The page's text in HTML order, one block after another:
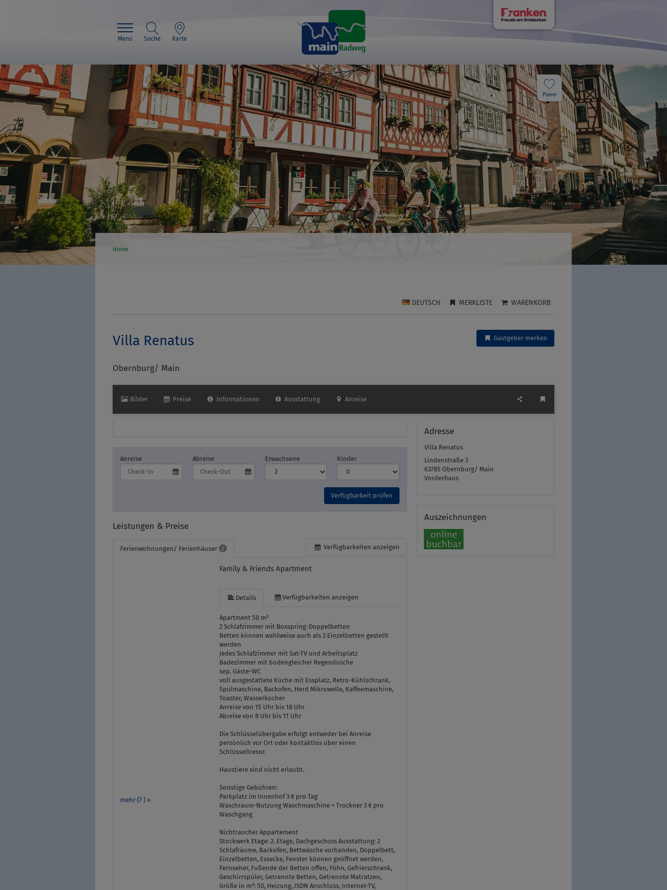
Menü Suche Karte
Planer
Home
DEUTSCH MERKLISTE WARENKORB
Villa Renatus Gastgeber merken
Obernburg/ Main
Bilder Preise Informationen Ausstattung Anreise
Anreise Abreise Erwachsene Kinder
Verfügbarkeit prüfen
Verfügbarkeiten anzeigen
Leistungen & Preise
Ferienwohnungen/ Ferienhäuser 2
mehr (7 ) »
Family & Friends Apartment
Details Verfügbarkeiten anzeigen
Apartment 50 m²
2 Schlafzimmer mit Boxspring-Doppelbetten
Betten können wahlweise auch als 2 Einzelbetten gestellt
werden
Jedes Schlafzimmer mit Sat-TV und Arbeitsplatz
Badezimmer mit bodengleicher Regendusche
sep. Gäste-WC
voll ausgestattete Küche mit Essplatz, Retro-Kühlschrank,
Spülmaschine, Backofen, Herd Mikrowelle, Kaffeemaschine,
Toaster, Wasserkocher
Anreise von 15 Uhr bis 18 Uhr
Abreise von 8 Uhr bis 11 Uhr
Die Schlüsselübergabe erfolgt entweder bei Anreise
persönlich vor Ort oder kontaktlos über einen
Schlüsseltresor.
Haustiere sind nicht erlaubt.
Sonstige Gebühren:
Parkplatz im Innenhof 3 € pro Tag
Waschraum-Nutzung Waschmaschine + Trockner 3 € pro
Waschgang
Nichtraucher Appartement
Stockwerk Etage: 2. Etage, DachgeschossAusstattung: 2
Schlafräume, Backofen, Bettwäsche vorhanden, Doppelbett,
Einzelbetten, Essecke, Fenster können geöffnet werden,
Fernseher, Fußende der Betten offen, Föhn, Gefrierschrank,
Geschirrspüler, Getrennte Betten, Getrennte Matratzen,
Größe in m²: 50, Heizung, ISDN Anschluss, Internet-TV,
Adresse
Villa Renatus
Lindenstraße 3
63785 Obernburg/ Main
Vorderhaus
Auszeichnungen